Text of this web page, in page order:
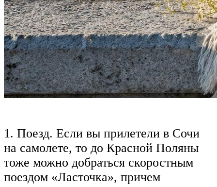
1. Поезд. Если вы прилетели в Сочи
на самолете, то до Красной Поляны
тоже можно добраться скоростным
поездом «Ласточка», причем